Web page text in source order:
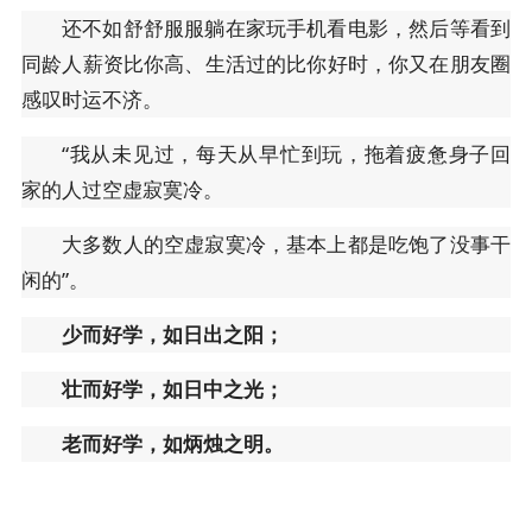
还不如舒舒服服躺在家玩手机看电影，然后等看到
同龄人薪资比你高、生活过的比你好时，你又在朋友圈
感叹时运不济。
“我从未见过，每天从早忙到玩，拖着疲惫身子回
家的人过空虚寂寞冷。
大多数人的空虚寂寞冷，基本上都是吃饱了没事干
闲的”。
少而好学，如日出之阳；
壮而好学，如日中之光；
老而好学，如炳烛之明。